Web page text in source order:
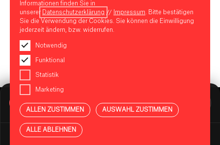
BIKINI BERLIN Assistent
Online
Informationen finden Sie in
unserer
Datenschutzerklärung // Impressum . Bitte bestätigen
Sie die Verwendung der Cookies. Sie können die Einwilligung
jederzeit ändern, bzw. widerrufen.
Notwendig
Funktional
Statistik
Marketing
ALLEN ZUSTIMMEN AUSWAHL ZUSTIMMEN
ALLE ABLEHNEN
Presse